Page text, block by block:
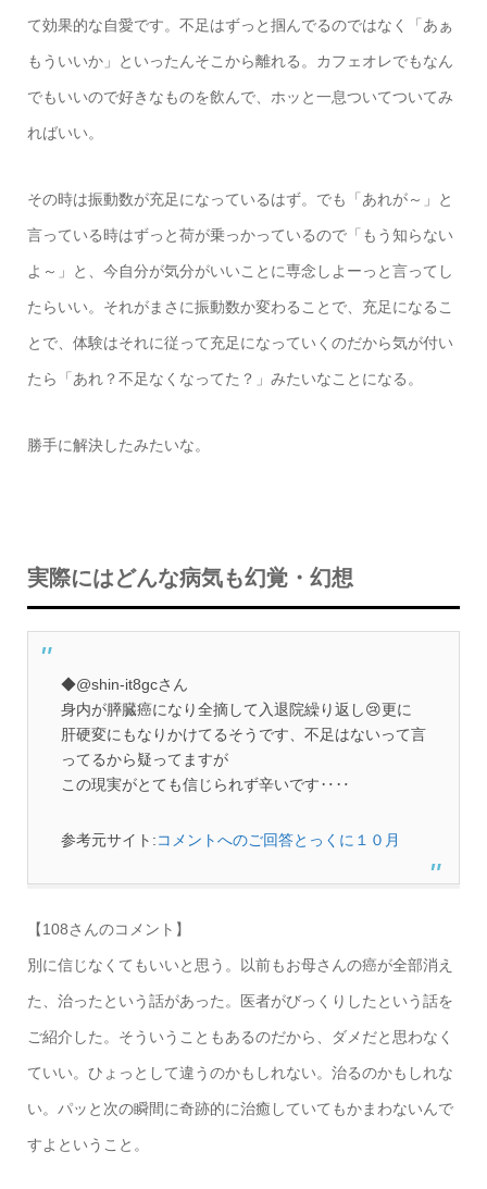
て効果的な自愛です。不足はずっと掴んでるのではなく「あぁ
もういいか」といったんそこから離れる。カフェオレでもなん
でもいいので好きなものを飲んで、ホッと一息ついてついてみ
ればいい。
その時は振動数が充足になっているはず。でも「あれが～」と
言っている時はずっと荷が乗っかっているので「もう知らない
よ～」と、今自分が気分がいいことに専念しよーっと言ってし
たらいい。それがまさに振動数か変わることで、充足になるこ
とで、体験はそれに従って充足になっていくのだから気が付い
たら「あれ？不足なくなってた？」みたいなことになる。
勝手に解決したみたいな。
実際にはどんな病気も幻覚・幻想
◆@shin-it8gcさん
身内が膵臓癌になり全摘して入退院繰り返し😢更に
肝硬変にもなりかけてるそうです、不足はないって言
ってるから疑ってますが
この現実がとても信じられず辛いです‥‥
参考元サイト:コメントへのご回答とっくに１０月
【108さんのコメント】
別に信じなくてもいいと思う。以前もお母さんの癌が全部消え
た、治ったという話があった。医者がびっくりしたという話を
ご紹介した。そういうこともあるのだから、ダメだと思わなく
ていい。ひょっとして違うのかもしれない。治るのかもしれな
い。パッと次の瞬間に奇跡的に治癒していてもかまわないんで
すよということ。